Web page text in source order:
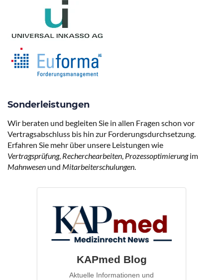
Sonderleistungen
Wir beraten und begleiten Sie in allen Fragen schon vor
Vertragsabschluss bis hin zur Forderungsdurchsetzung.
Erfahren Sie mehr über unsere Leistungen wie
Vertragsprüfung, Recherchearbeiten Prozessoptimierungim
Mahnwesen und Mitarbeiterschulungen
KAPmed Blog
Aktuelle Informationen und